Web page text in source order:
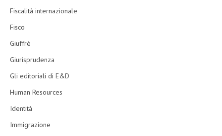
Fiscalità internazionale
Fisco
Giuffrè
Giurisprudenza
Gli editoriali di E&D
Human Resources
Identità
Immigrazione